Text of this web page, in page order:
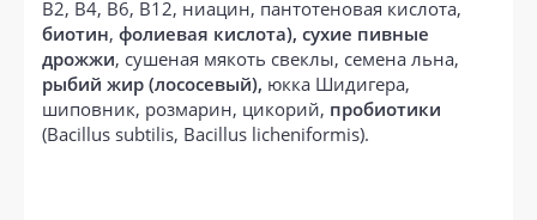
В2, В4, В6, В12, ниацин, пантотеновая кислота,
биотин, фолиевая кислота), сухие пивные
дрожжи, сушеная мякоть свеклы, семена льна,
рыбий жир (лососевый), юкка Шидигера,
шиповник, розмарин, цикорий, пробиотики
(Bacillus subtilis, Bacillus licheniformis).